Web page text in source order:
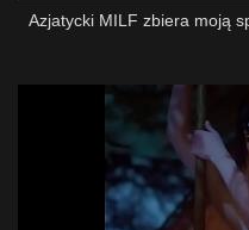
Azjatycki MILF zbiera moją